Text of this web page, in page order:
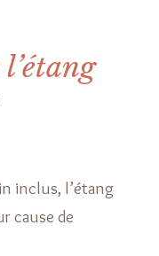
inclus, l’étang
cause de